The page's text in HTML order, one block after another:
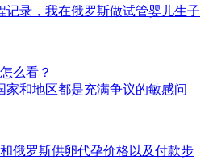
记录，我在俄罗斯做试管婴儿生子
么看？
家和地区都是充满争议的敏感问
俄罗斯供卵代孕价格以及付款步